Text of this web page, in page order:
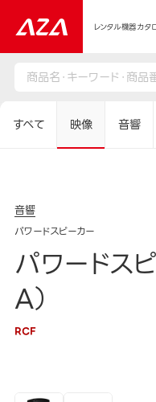
レンタル機器カタ
すべて 映像 音響
音響
パワードスピーカー
パワードス
A）
RCF